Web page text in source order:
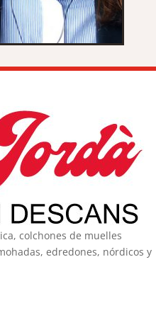
colchones de muelles
edredones, nórdicos y